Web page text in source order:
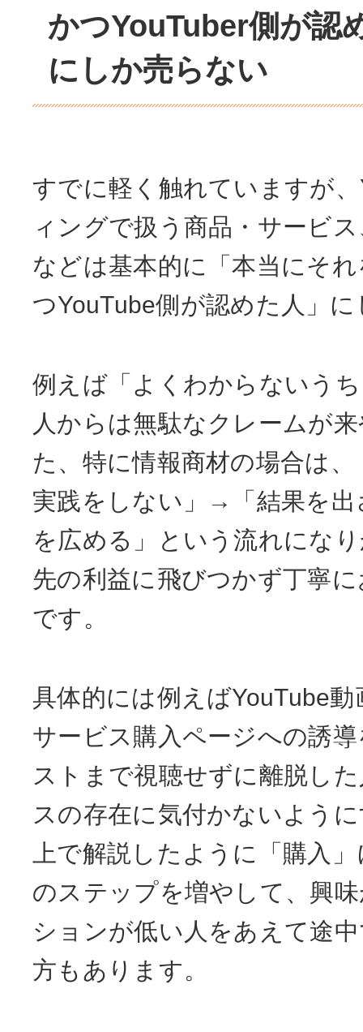
かつYouTuber側が認
にしか売らない
すでに軽く触れていますが
ィングで扱う商品・サービ
などは基本的に「本当にそ
つYouTube側が認めた人」
例えば「よくわからないう
人からは無駄なクレームが
た、特に情報商材の場合は
実践をしない」→「結果を
を広める」という流れにな
先の利益に飛びつかず丁寧
です。
具体的には例えばYouTube
サービス購入ページへの誘
ストまで視聴せずに離脱し
スの存在に気付かないよう
上で解説したように「購入
のステップを増やして、興
ションが低い人をあえて途
方もあります。